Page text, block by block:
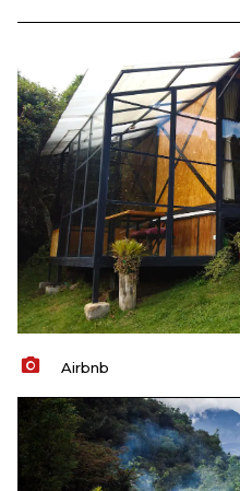
Airbnb